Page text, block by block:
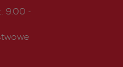
9.00 -